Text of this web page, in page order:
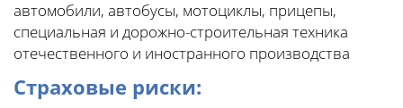
автомобили, автобусы, мотоциклы, прицепы,
специальная и дорожно-строительная техника
отечественного и иностранного производства
Страховые риски: